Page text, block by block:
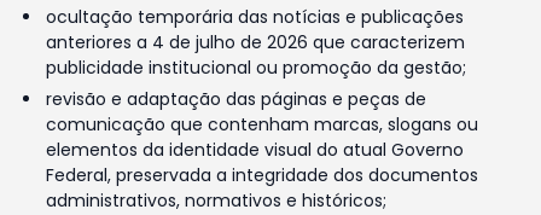
ocultação temporária das notícias e publicações
anteriores a 4 de julho de 2026 que caracterizem
publicidade institucional ou promoção da gestão;
revisão e adaptação das páginas e peças de
comunicação que contenham marcas, slogans ou
elementos da identidade visual do atual Governo
Federal, preservada a integridade dos documentos
administrativos, normativos e históricos;